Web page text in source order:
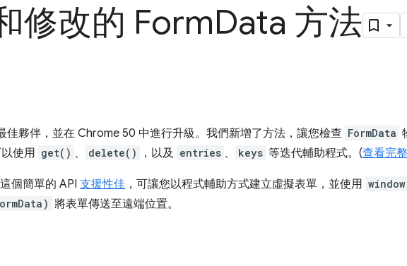
修改的 FormData 方法
佳夥伴，並在 Chrome 50 中進行升級。我們新增了方法，讓您檢查 FormData
使用 get() 、 delete() ，以及 entries 、 keys 等迭代輔助程式。(查看完
個簡單的 API 支援性佳 ，可讓您以程式輔助方式建立虛擬表單，並使用
將表單傳送至遠端位置。